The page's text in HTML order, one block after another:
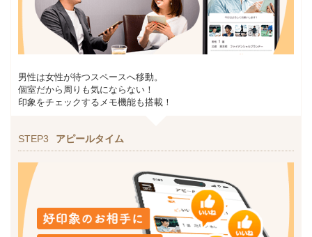
男性は女性が待つスペースへ移動。
個室だから周りも気にならない！
印象をチェックするメモ機能も搭載！
STEP3 アピールタイム